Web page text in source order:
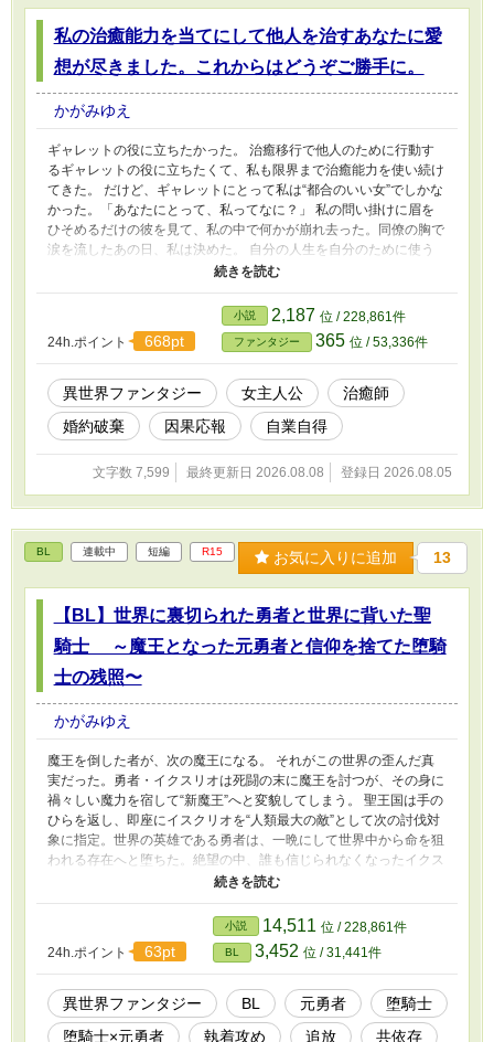
私の治癒能力を当てにして他人を治すあなたに愛
想が尽きました。これからはどうぞご勝手に。
かがみゆえ
ギャレットの役に立ちたかった。 治癒移行で他人のために行動す
るギャレットの役に立ちたくて、私も限界まで治癒能力を使い続け
てきた。 だけど、ギャレットにとって私は“都合のいい女”でしかな
かった。 ​「あなたにとって、私ってなに？」 私の問い掛けに眉を
ひそめるだけの彼を見て、私の中で何かが崩れ去った。 ​同僚の胸で
涙を流したあの日、私は決めた。 自分の人生を自分のために使う
と。 新たな一歩を踏み出した治癒師と治癒師に頼りきって“危険な
怪我”を自分に移し続けた元婚約者の結末とは。
24h.ポイント 668pt
小説 2,187 位 / 228,861件
ファンタジー 365 位 / 53,336件
異世界ファンタジー 女主人公
治癒師
婚約破棄
因果応報 自業自得
文字数 7,599 最終更新日 2026.08.08 登録日 2026.08.05
BL 連載中 短編 R15 お気に入りに追加 13
【BL】世界に裏切られた勇者と世界に背いた聖
騎士 ～魔王となった元勇者と信仰を捨てた堕騎
士の残照〜
かがみゆえ
魔王を倒した者が、次の魔王になる。 それがこの世界の歪んだ真
実だった。 ​勇者・イクスリオは死闘の末に魔王を討つが、その身に
禍々しい魔力を宿して“新魔王”へと変貌してしまう。 聖王国は手の
ひらを返し、即座にイスクリオを“人類最大の敵”として次の討伐対
象に指定。 ​世界の英雄である勇者は、一晩にして世界中から命を狙
われる存在へと堕ちた。 ​絶望の中、誰も信じられなくなったイクス
リオの前に現れたのは、かつて神に誓いを立てた幼馴染の聖騎士・
ルミナザード。 彼が抜いた剣で斬り伏せたのは、イクスリオでは
なく新魔王を討伐しようとした冒険者たちだった。 ​「世界が君を拒
むなら、俺は魔王側につく」 ​神への信仰を捨て“堕騎士”となって魔
王側に味方する男と、すべてを失った新魔王。 人間の土地を追わ
れ、世界の果てにある魔族の国からさらに深い闇の奥へ……。 ​ これ
は、世界を犠牲にして二人だけの永遠の孤独と愛を手に入れた物語
である。 .
24h.ポイント 63pt
小説 14,511 位 / 228,861件
BL 3,452 位 / 31,441件
異世界ファンタジー BL 元勇者
堕騎士
堕騎士×元勇者
執着攻め 追放 共依存